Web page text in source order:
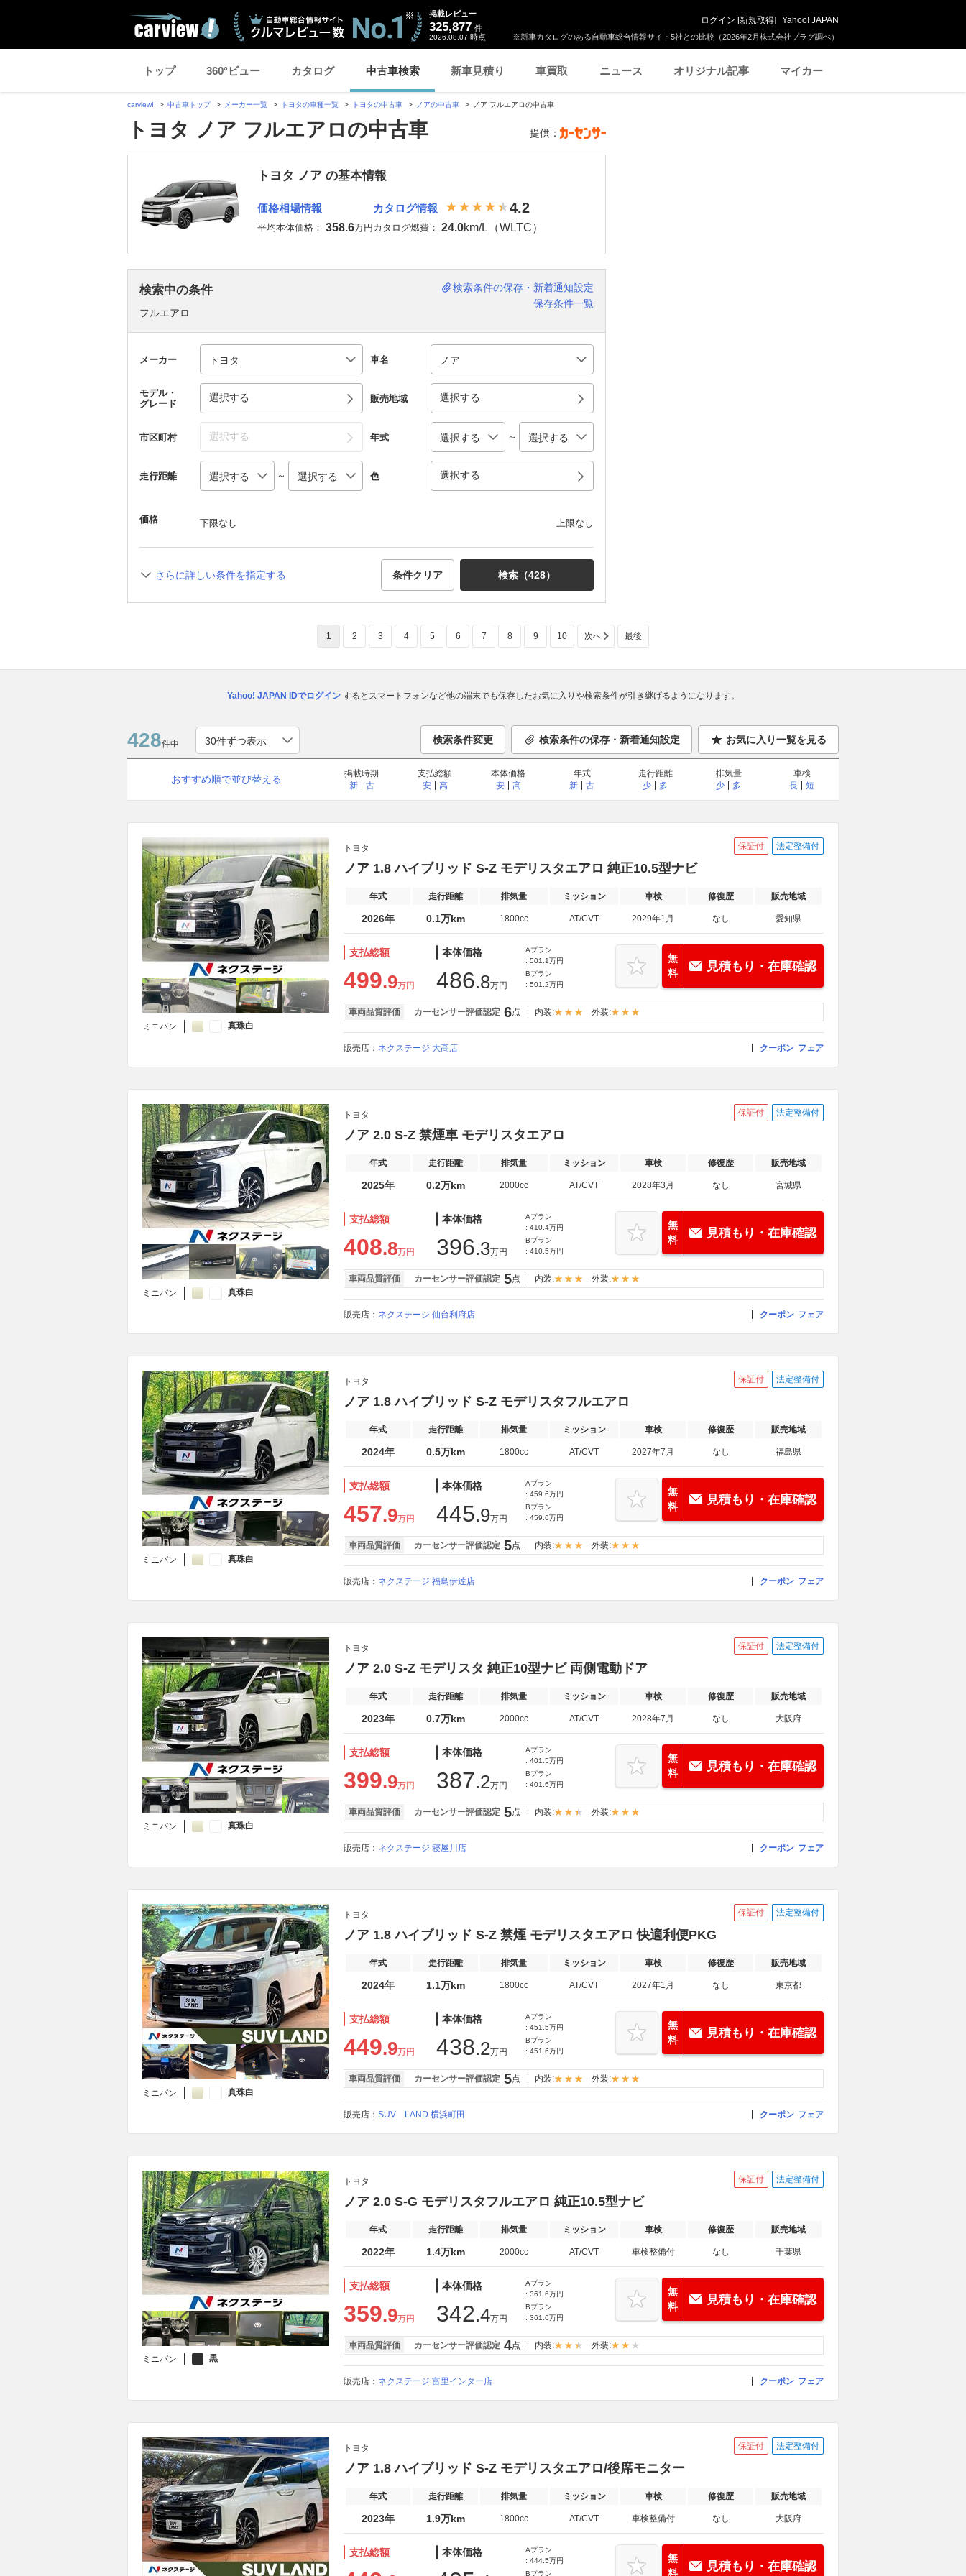
※新車カタログのある自動車総合情報サイト5社との比較（2026年2月株式会社プラグ調べ）
掲載レビュー
325,877 件
2026.08.07 時点
ログイン [新規取得] Yahoo! JAPAN
トップ 360°ビュー カタログ 中古車検索 新車見積り 車買取 ニュース オリジナル記事 マイカー
carview! 中古車トップ メーカー一覧 トヨタの車種一覧 トヨタの中古車 ノアの中古車 ノア フルエアロの中古車
トヨタ ノア フルエアロの中古車 提供：
トヨタ ノア の基本情報
価格相場情報
平均本体価格： 358.6万円
カタログ情報 4.2
カタログ燃費： 24.0km/L（WLTC）
検索中の条件
フルエアロ
検索条件の保存・新着通知設定
保存条件一覧
メーカー 車名
モデル・
グレード
選択する 販売地域 選択する
市区町村 選択する 年式 ～
走行距離 ～ 色 選択する
価格 下限なし 上限なし
さらに詳しい条件を指定する 条件クリア 検索（428）
1 2 3 4 5 6 7 8 9 10 次へ 最後
Yahoo! JAPAN IDでログインするとスマートフォンなど他の端末でも保存したお気に入りや検索条件が引き継げるようになります。
428件中 検索条件変更 検索条件の保存・新着通知設定 お気に入り一覧を見る
おすすめ順で並び替える
掲載時期
新
古
支払総額
安
高
本体価格
安
高
年式
新
古
走行距離
少
多
排気量
少
多
車検
長
短
ミニバン 真珠白
トヨタ 保証付 法定整備付
ノア 1.8 ハイブリッド S-Z モデリスタエアロ 純正10.5型ナビ
年式 走行距離 排気量 ミッション 車検 修復歴 販売地域
2026年 0.1万km 1800cc AT/CVT 2029年1月 なし 愛知県
支払総額
499.9万円
本体価格
486.8万円
Aプラン
: 501.1万円
Bプラン
: 501.2万円
無
料
見積もり・在庫確認
車両品質評価 カーセンサー評価認定 6点 内装: 外装:
販売店： ネクステージ 大高店 クーポン フェア
ミニバン 真珠白
トヨタ 保証付 法定整備付
ノア 2.0 S-Z 禁煙車 モデリスタエアロ
年式 走行距離 排気量 ミッション 車検 修復歴 販売地域
2025年 0.2万km 2000cc AT/CVT 2028年3月 なし 宮城県
支払総額
408.8万円
本体価格
396.3万円
Aプラン
: 410.4万円
Bプラン
: 410.5万円
無
料
見積もり・在庫確認
車両品質評価 カーセンサー評価認定 5点 内装: 外装:
販売店： ネクステージ 仙台利府店 クーポン フェア
ミニバン 真珠白
トヨタ 保証付 法定整備付
ノア 1.8 ハイブリッド S-Z モデリスタフルエアロ
年式 走行距離 排気量 ミッション 車検 修復歴 販売地域
2024年 0.5万km 1800cc AT/CVT 2027年7月 なし 福島県
支払総額
457.9万円
本体価格
445.9万円
Aプラン
: 459.6万円
Bプラン
: 459.6万円
無
料
見積もり・在庫確認
車両品質評価 カーセンサー評価認定 5点 内装: 外装:
販売店： ネクステージ 福島伊達店 クーポン フェア
ミニバン 真珠白
トヨタ 保証付 法定整備付
ノア 2.0 S-Z モデリスタ 純正10型ナビ 両側電動ドア
年式 走行距離 排気量 ミッション 車検 修復歴 販売地域
2023年 0.7万km 2000cc AT/CVT 2028年7月 なし 大阪府
支払総額
399.9万円
本体価格
387.2万円
Aプラン
: 401.5万円
Bプラン
: 401.6万円
無
料
見積もり・在庫確認
車両品質評価 カーセンサー評価認定 5点 内装: 外装:
販売店： ネクステージ 寝屋川店 クーポン フェア
ミニバン 真珠白
トヨタ 保証付 法定整備付
ノア 1.8 ハイブリッド S-Z 禁煙 モデリスタエアロ 快適利便PKG
年式 走行距離 排気量 ミッション 車検 修復歴 販売地域
2024年 1.1万km 1800cc AT/CVT 2027年1月 なし 東京都
支払総額
449.9万円
本体価格
438.2万円
Aプラン
: 451.5万円
Bプラン
: 451.6万円
無
料
見積もり・在庫確認
車両品質評価 カーセンサー評価認定 5点 内装: 外装:
販売店： SUV LAND 横浜町田 クーポン フェア
ミニバン 黒
トヨタ 保証付 法定整備付
ノア 2.0 S-G モデリスタフルエアロ 純正10.5型ナビ
年式 走行距離 排気量 ミッション 車検 修復歴 販売地域
2022年 1.4万km 2000cc AT/CVT 車検整備付 なし 千葉県
支払総額
359.9万円
本体価格
342.4万円
Aプラン
: 361.6万円
Bプラン
: 361.6万円
無
料
見積もり・在庫確認
車両品質評価 カーセンサー評価認定 4点 内装: 外装:
販売店： ネクステージ 富里インター店 クーポン フェア
トヨタ 保証付 法定整備付
ノア 1.8 ハイブリッド S-Z モデリスタエアロ/後席モニター
年式 走行距離 排気量 ミッション 車検 修復歴 販売地域
2023年 1.9万km 1800cc AT/CVT 車検整備付 なし 大阪府
支払総額 本体価格
Aプラン
: 444.5万円
Bプラン
無
料
見積もり・在庫確認